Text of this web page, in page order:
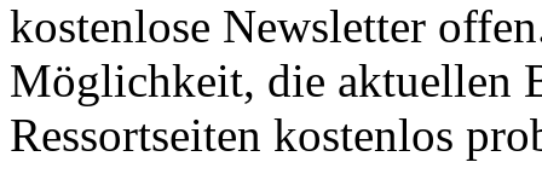
kostenlose Newsletter
Möglichkeit, die aktuellen
Ressortseiten kostenlos